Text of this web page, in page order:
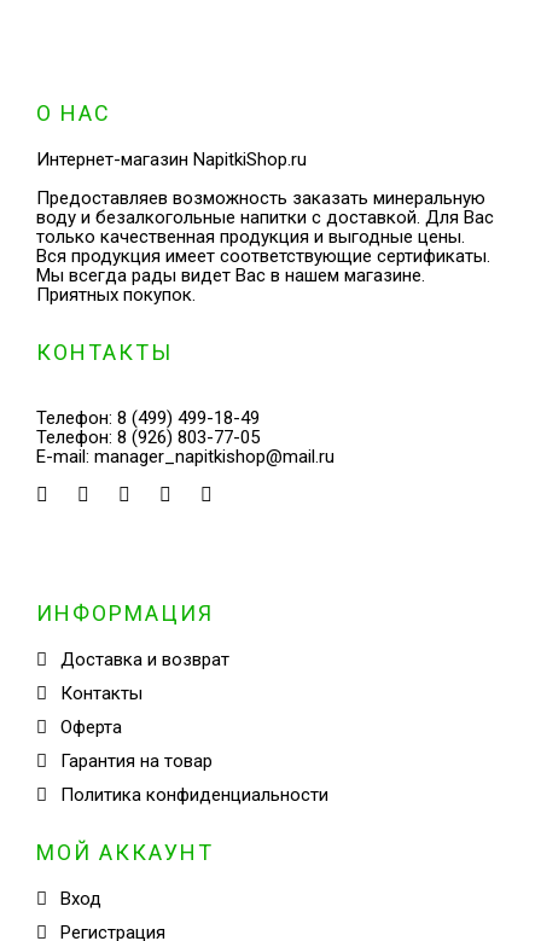
О НАС
Интернет-магазин NapitkiShop.ru
Предоставляев возможность заказать минеральную
воду и безалкогольные напитки с доставкой. Для Вас
только качественная продукция и выгодные цены.
Вся продукция имеет соответствующие сертификаты.
Мы всегда рады видет Вас в нашем магазине.
Приятных покупок.
КОНТАКТЫ
Телефон: 8 (499) 499-18-49
Телефон: 8 (926) 803-77-05
E-mail: manager_napitkishop@mail.ru
ИНФОРМАЦИЯ
Доставка и возврат
Контакты
Оферта
Гарантия на товар
Политика конфиденциальности
МОЙ АККАУНТ
Вход
Регистрация